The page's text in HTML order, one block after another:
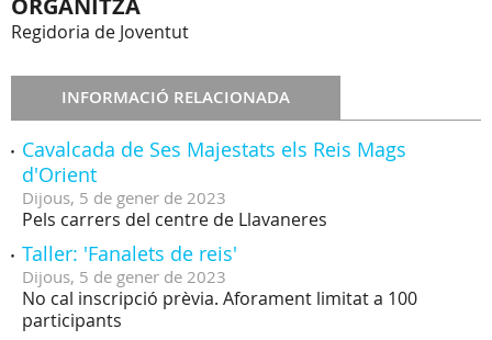
ORGANITZA
Regidoria de Joventut
INFORMACIÓ RELACIONADA
Cavalcada de Ses Majestats els Reis Mags
d'Orient
Dijous, 5 de gener de 2023
Pels carrers del centre de Llavaneres
Taller: 'Fanalets de reis'
Dijous, 5 de gener de 2023
No cal inscripció prèvia. Aforament limitat a 100
participants